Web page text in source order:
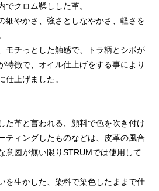
でクロム鞣しした革。
細やかさ、強さとしなやかさ、軽さを
モチっとした触感で、トラ柄とシボが
特徴で、オイル仕上げをする事により
仕上げました。
た革と言われる、顔料で色を吹き付け
ティングしたものなどは、皮革の風合
意図が無い限りSTRUMでは使用して
を生かした、染料で染色したままで仕